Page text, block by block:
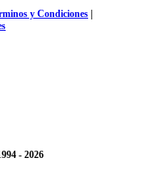
y Condiciones |
- 2026